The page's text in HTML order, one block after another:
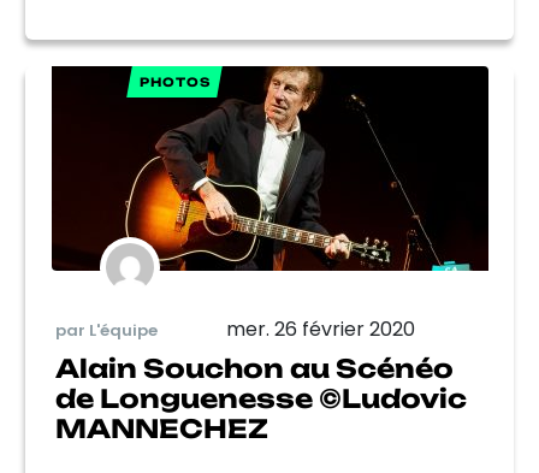
PHOTOS
par L'équipe mer. 26 février 2020
Alain Souchon au Scénéo
de Longuenesse ©Ludovic
MANNECHEZ